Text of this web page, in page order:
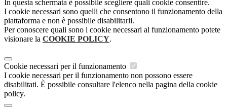
In questa schermata è possibile scegliere quali cookie consentire.
I cookie necessari sono quelli che consentono il funzionamento della
piattaforma e non è possibile disabilitarli.
Per conoscere quali sono i cookie necessari al funzionamento potete
visionare la COOKIE POLICY.
Cookie necessari per il funzionamento
I cookie necessari per il funzionamento non possono essere
disabilitati. È possibile consultare l'elenco nella pagina della cookie
policy.